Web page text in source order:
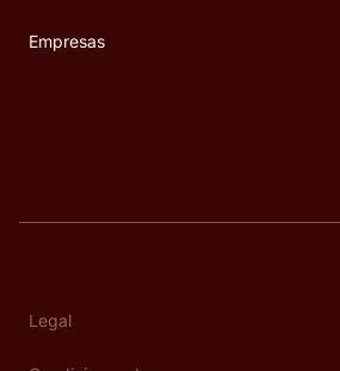
Empresas
Legal